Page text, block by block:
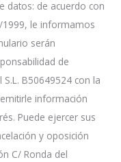
datos: de acuerdo con
1999, le informamos
serán
de
B50649524 con la
información
Puede ejercer sus
y oposición
C/ Ronda del